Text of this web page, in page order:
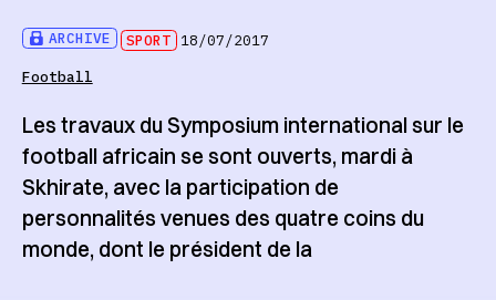
ARCHIVE SPORT 18/07/2017
Football
Les travaux du Symposium international sur le
football africain se sont ouverts, mardi à
Skhirate, avec la participation de
personnalités venues des quatre coins du
monde, dont le président de la